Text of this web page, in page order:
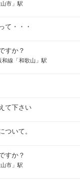
市」駅
て・・・
すか？
和線「和歌山」駅
て下さい
ついて。
すか？
市」駅